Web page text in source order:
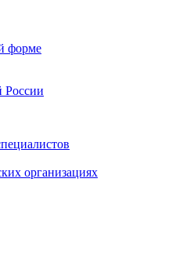
форме
России
организациях